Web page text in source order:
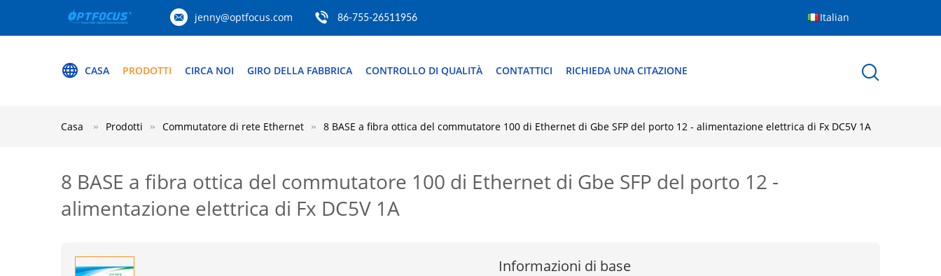
jenny@optfocus.com 86-755-26511956 Italian
CASA PRODOTTI CIRCA NOI GIRO DELLA FABBRICA CONTROLLO DI QUALITÀ CONTATTICI RICHIEDA UNA CITAZIONE
Casa Prodotti Commutatore di rete Ethernet 8 BASE a fibra ottica del commutatore 100 di Ethernet di Gbe SFP del porto 12 - alimentazione elettrica di Fx DC5V 1A
8 BASE a fibra ottica del commutatore 100 di Ethernet di Gbe SFP del porto 12 -
alimentazione elettrica di Fx DC5V 1A
Informazioni di base